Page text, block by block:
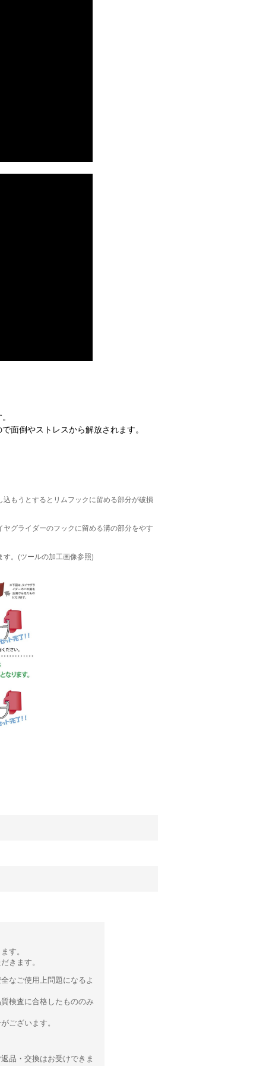
面倒やストレスから解放されます。
もうとするとリムフックに留める部分が破損
グライダーのフックに留める溝の部分をやす
。(ツールの加工画像参照)
す。
きます。
なご使用上問題になるよ
検査に合格したもののみ
ございます。
品・交換はお受けできま